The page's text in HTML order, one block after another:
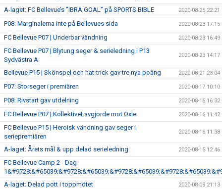
A-laget: FC Bellevue’s ”IBRA GOAL” på SPORTS BIBLE 2020-08-25 22:21
P08: Marginalerna inte på Bellevues sida 2020-08-23 17:15
FC Bellevue P07 | Underbar vändning 2020-08-23 16:49
FC Bellevue P07 | Blytung seger & serieledning i P13
Sydvästra A
2020-08-23 14:17
Bellevue P15 | Skönspel och hat-trick gav tre nya poäng 2020-08-21 23:04
P07: Storseger i premiären 2020-08-17 10:10
P08: Rivstart gav utdelning 2020-08-16 16:32
FC Bellevue P07 | Kollektivet avgjorde mot Oxie 2020-08-16 11:42
FC Bellevue P15 | Heroisk vändning gav seger i
seriepremiären
2020-08-16 11:38
A-laget: Årets mål & upp delad serieledning 2020-08-15 12:46
FC Bellevue Camp 2 - Dag
A-laget: Delad pott i toppmötet
2020-08-09 21:13